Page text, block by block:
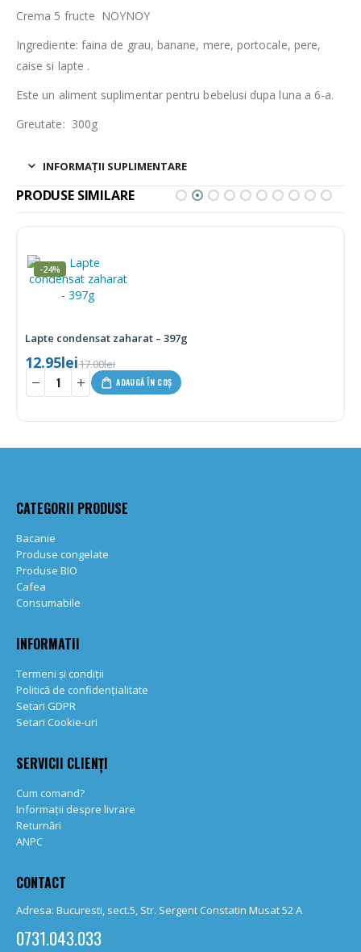
Crema 5 fructe NOYNOY
Ingrediente: faina de grau, banane, mere, portocale, pere,
caise si lapte .
Este un aliment suplimentar pentru bebelusi dupa luna a 6-a.
Greutate: 300g
INFORMAȚII SUPLIMENTARE
PRODUSE SIMILARE
-24%
Lapte condensat zaharat – 397g
17.00lei
12.95lei
ADAUGĂ ÎN COȘ
CATEGORII PRODUSE
Bacanie
Produse congelate
Produse BIO
Cafea
Consumabile
INFORMATII
Termeni și condiții
Politică de confidențialitate
Setari GDPR
Setari Cookie-uri
SERVICII CLIENȚI
Cum comand?
Informații despre livrare
Returnări
ANPC
CONTACT
Adresa: Bucuresti, sect.5, Str. Sergent Constatin Musat 52 A
0731.043.033